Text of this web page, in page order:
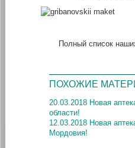
Полный список
ПОХОЖИЕ
20.03.2018 Новая
области!
12.03.2018 Новая
Мордовия!